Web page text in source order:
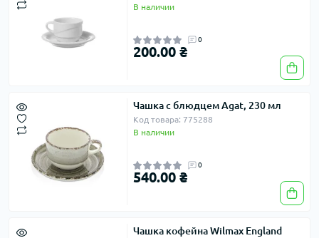
В наличии
0
200.00 ₴
Чашка с блюдцем Agat, 230 мл
Код товара: 775288
В наличии
0
540.00 ₴
Чашка кофейна Wilmax England